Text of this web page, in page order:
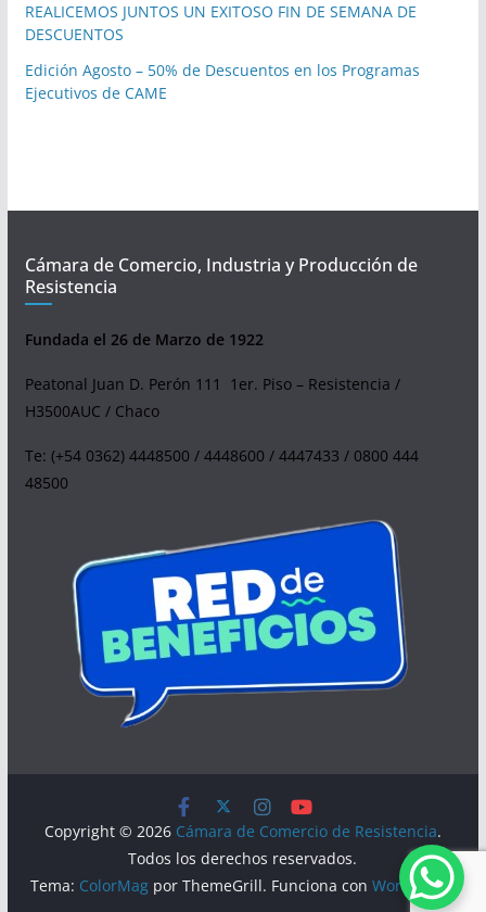
REALICEMOS JUNTOS UN EXITOSO FIN DE SEMANA DE
DESCUENTOS
Edición Agosto – 50% de Descuentos en los Programas
Ejecutivos de CAME
Cámara de Comercio, Industria y Producción de
Resistencia
Fundada el 26 de Marzo de 1922
Peatonal Juan D. Perón 111 1er. Piso – Resistencia /
H3500AUC / Chaco
Te: (+54 0362) 4448500 / 4448600 / 4447433 / 0800 444
48500
Copyright © 2026 Cámara de Comercio de Resistencia.
Todos los derechos reservados.
Tema: ColorMag por ThemeGrill. Funciona conWordPress.